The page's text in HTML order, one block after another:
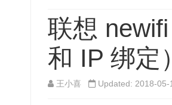
联想
和 IP 绑定
王小喜 Updated: 2018-05-